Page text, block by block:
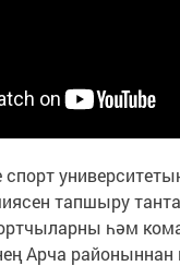
тапшыру
һәм
Арча районыннан